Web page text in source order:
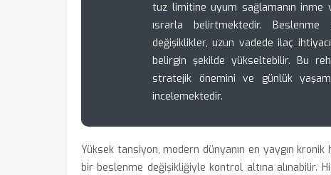
tuz limitine uyum sağlamanın inme
ısrarla belirtmektedir. Beslenme
değişiklikler, uzun vadede ilaç
belirgin şekilde yükseltebilir. Bu
stratejik önemini ve günlük
incelemektedir.
Yüksek tansiyon, modern dünyanın en yaygın
bir beslenme değişikliğiyle kontrol altına alınabilir.